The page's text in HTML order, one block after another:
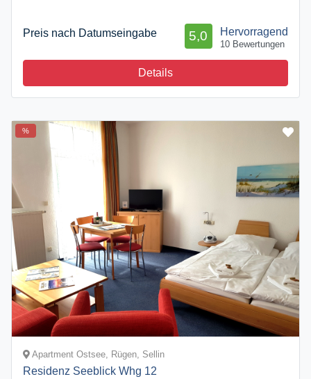
Preis nach Datumseingabe Hervorragend
5,0
10 Bewertungen
Details
%
Apartment Ostsee, Rügen, Sellin
Residenz Seeblick Whg 12